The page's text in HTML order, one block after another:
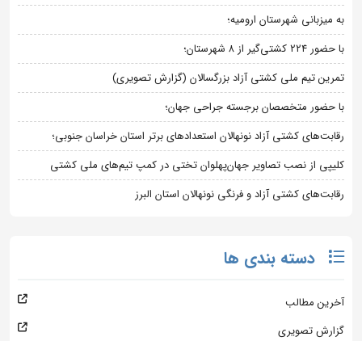
به میزبانی شهرستان ارومیه؛
با حضور ۲۲۴ کشتی‌گیر از ۸ شهرستان؛
تمرین تیم ملی کشتی آزاد بزرگسالان (گزارش تصویری)
با حضور متخصصان برجسته جراحی جهان؛
رقابت‌های کشتی آزاد نونهالان استعدادهای برتر استان خراسان جنوبی؛
کلیپی از نصب تصاویر جهان‌پهلوان تختی در کمپ تیم‌های ملی کشتی
رقابت‌های کشتی آزاد و فرنگی نونهالان استان البرز
دسته بندی ها
آخرین مطالب
گزارش تصویری